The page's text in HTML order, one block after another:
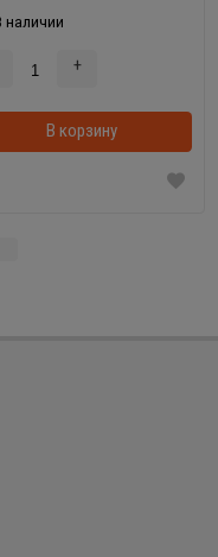
В корзинке
наличии
+
В корзину